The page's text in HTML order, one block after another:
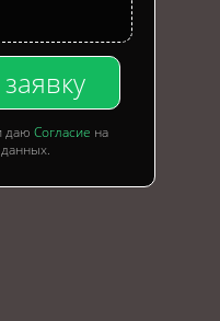
даю Согласие на